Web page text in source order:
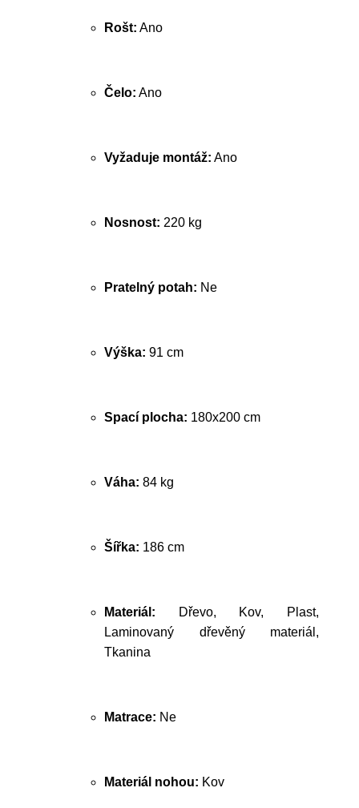
Rošt: Ano
Čelo: Ano
Vyžaduje montáž: Ano
Nosnost: 220 kg
Pratelný potah: Ne
Výška: 91 cm
Spací plocha: 180x200 cm
Váha: 84 kg
Šířka: 186 cm
Materiál: Dřevo, Kov, Plast,
Laminovaný dřevěný materiál,
Tkanina
Matrace: Ne
Materiál nohou: Kov